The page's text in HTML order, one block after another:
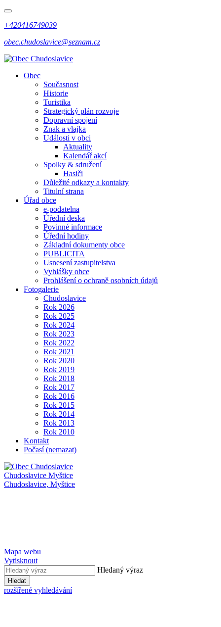
+420416749039
obec.chudoslavice@seznam.cz
Obec
Současnost
Historie
Turistika
Strategický plán rozvoje
Dopravní spojení
Znak a vlajka
Události v obci
Aktuality
Kalendář akcí
Spolky & sdružení
Hasiči
Důležité odkazy a kontakty
Titulní strana
Úřad obce
e-podatelna
Úřední deska
Povinné informace
Úřední hodiny
Základní dokumenty obce
PUBLICITA
Usnesení zastupitelstva
Vyhlášky obce
Prohlášení o ochraně osobních údajů
Fotogalerie
Chudoslavice
Rok 2026
Rok 2025
Rok 2024
Rok 2023
Rok 2022
Rok 2021
Rok 2020
Rok 2019
Rok 2018
Rok 2017
Rok 2016
Rok 2015
Rok 2014
Rok 2013
Rok 2010
Kontakt
Počasí (nemazat)
Chudoslavice Myštice
Chudoslavice, Myštice
Mapa webu
Vytisknout
Hledaný výraz
Hledat
rozšířené vyhledávání